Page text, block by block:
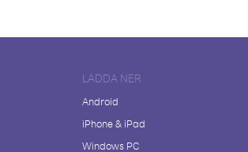
LADDA NER
Android
iPhone & iPad
Windows PC